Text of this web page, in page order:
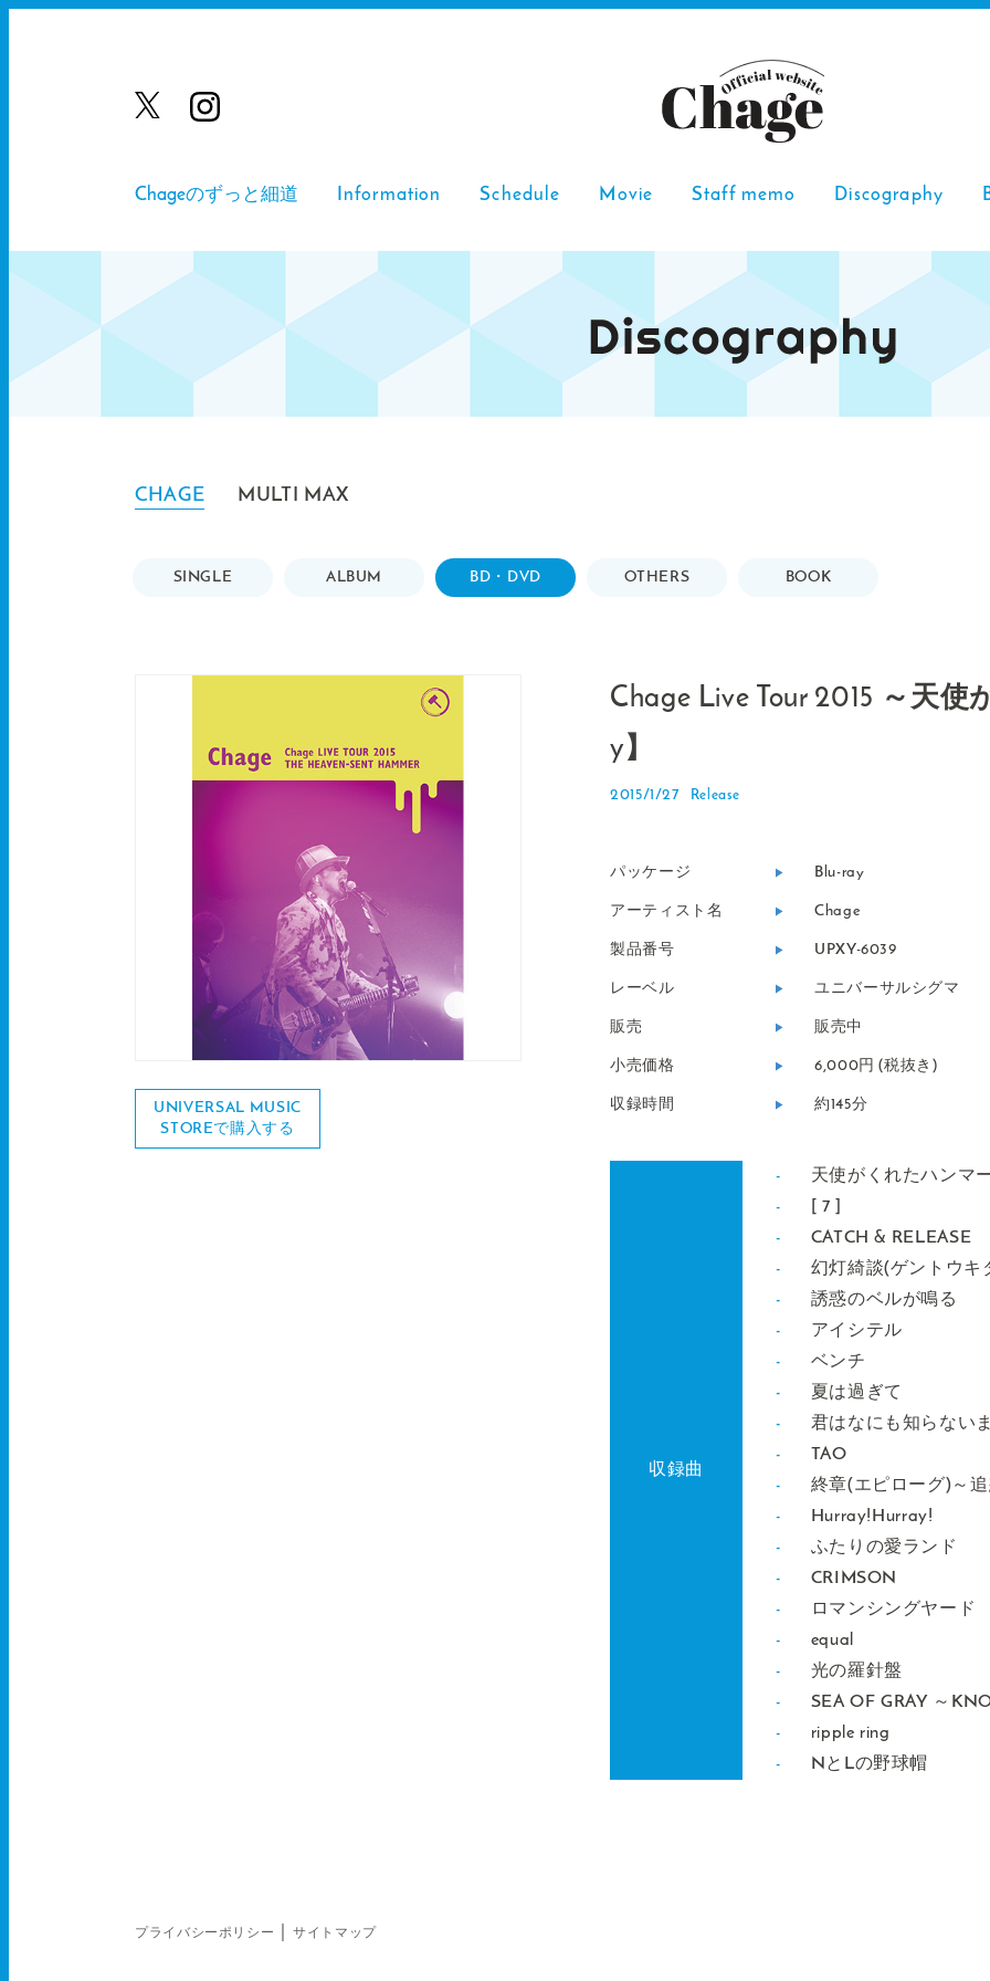
Chageのずっと細道 Information Schedule Movie Staff memo Discography
CHAGE MULTI MAX
SINGLE ALBUM BD・DVD OTHERS BOOK
UNIVERSAL MUSIC
STOREで購入する
Chage Live Tour 2015 ～天
y】
2015/1/27
パッケージ Blu-ray
アーティスト名 Chage
製品番号 UPXY-6039
レーベル ユニバーサルシグマ
販売 販売中
小売価格 6,000円 (税抜き)
収録時間 約145分
収録曲
天使がくれたハンマ
[ 7 ]
CATCH & RELEASE
幻灯綺談(ゲントウキ
誘惑のベルが鳴る
アイシテル
ベンチ
夏は過ぎて
君はなにも知らない
TAO
終章(エピローグ)～
Hurray!Hurray!
ふたりの愛ランド
CRIMSON
ロマンシングヤード
equal
光の羅針盤
SEA OF GRAY ～
ripple ring
NとLの野球帽
プライバシーポリシー ｜サイトマップ